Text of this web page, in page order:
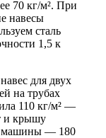
70 кг/м². При
навесы
сталь
1,5 к
для двух
на трубах
110 кг/м² —
и крышу
машины — 180